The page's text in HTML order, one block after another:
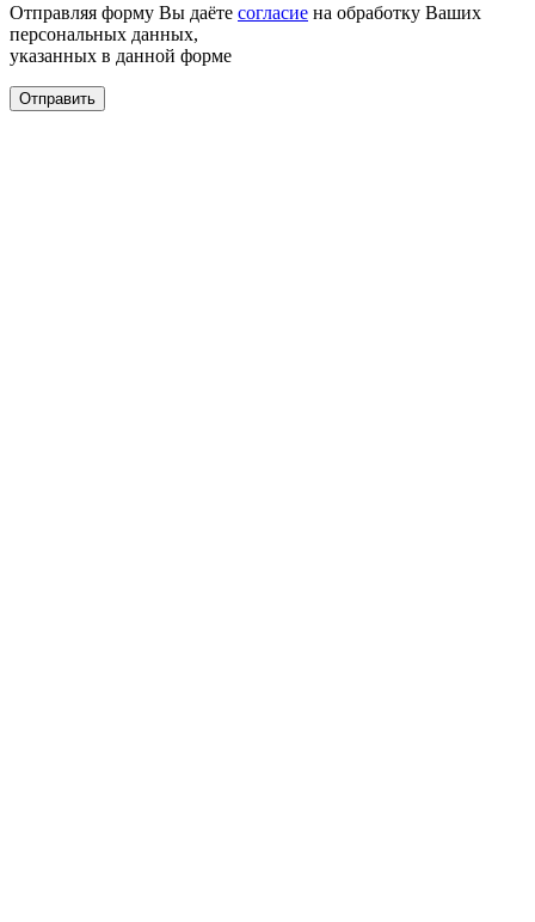
Отправляя форму Вы даёте согласие на обработку Ваших
персональных данных,
указанных в данной форме
Отправить